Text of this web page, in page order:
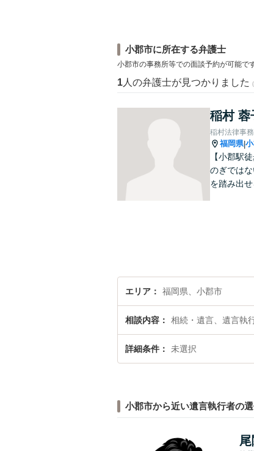
小郡市に所在する弁護士
小郡市の事務所等での面談予約が可能です
1 人の弁護士が見つかりました
稲村 蓉
稲村法律事
福岡県|
【小郡駅
のぎでは
を踏み出
エリア 福岡県、小郡市
相談内容 相続・遺言、遺言執
詳細条件 未選択
小郡市から近い遺言執行者の